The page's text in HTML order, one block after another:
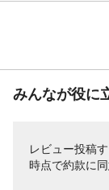
みんなが役に
レビュー投稿
時点で約款に